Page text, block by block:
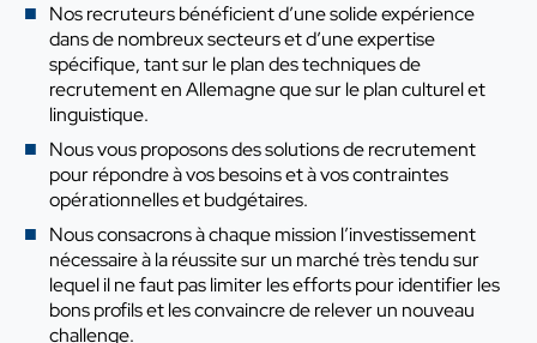
Nos recruteurs bénéficient d’une solide expérience
dans de nombreux secteurs et d’une expertise
spécifique, tant sur le plan des techniques de
recrutement en Allemagne que sur le plan culturel et
linguistique.
Nous vous proposons des solutions de recrutement
pour répondre à vos besoins et à vos contraintes
opérationnelles et budgétaires.
Nous consacrons à chaque mission l’investissement
nécessaire à la réussite sur un marché très tendu sur
lequel il ne faut pas limiter les efforts pour identifier les
bons profils et les convaincre de relever un nouveau
challenge.